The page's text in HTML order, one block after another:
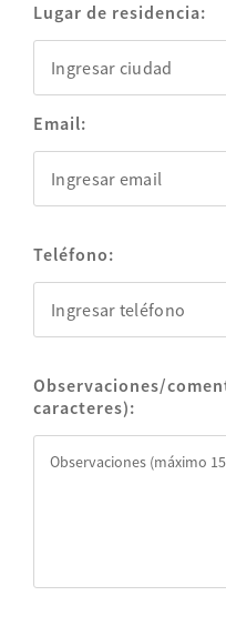
Lugar de residencia:
Email:
Teléfono:
Observaciones/
caracteres):